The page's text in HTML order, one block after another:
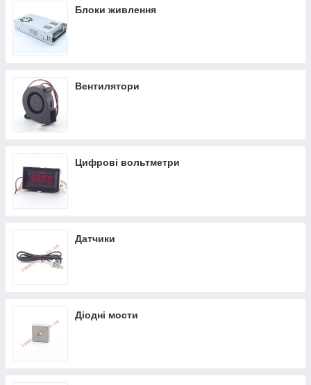
Блоки живлення
Вентилятори
Цифрові вольтметри
Датчики
Діодні мости